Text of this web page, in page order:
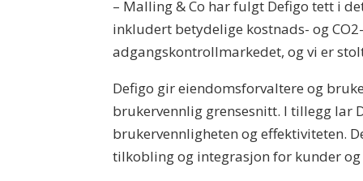
– Malling & Co har fulgt Defigo tett i
inkludert betydelige kostnads- og
adgangskontrollmarkedet, og vi er
Defigo gir eiendomsforvaltere og
brukervennlig grensesnitt. I tillegg lar
brukervennligheten og effektiviteten.
tilkobling og integrasjon for kunder